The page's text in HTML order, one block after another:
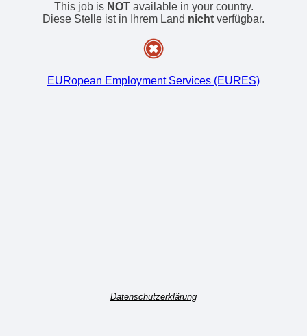
This job is NOTavailable in your country.
Diese Stelle ist in Ihrem Land nicht verfügbar.
EURopean Employment Services (EURES)
Datenschutzerklärung